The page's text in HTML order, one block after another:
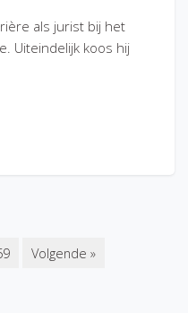
als jurist bij het
Uiteindelijk koos hij
Volgende »